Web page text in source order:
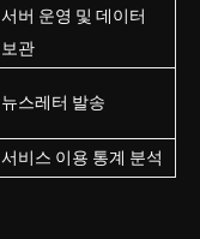
서버 운영 및 데이터
보관
뉴스레터 발송
서비스 이용 통계 분석